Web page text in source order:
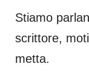
Stiamo
scrittore,
metta.